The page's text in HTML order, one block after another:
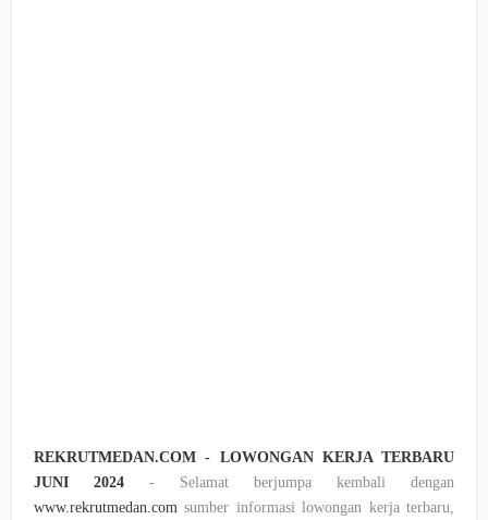
REKRUTMEDAN.COM - LOWONGAN KERJA TERBARU
JUNI 2024 - Selamat berjumpa kembali dengan
www.rekrutmedan.com sumber informasi lowongan kerja terbaru,